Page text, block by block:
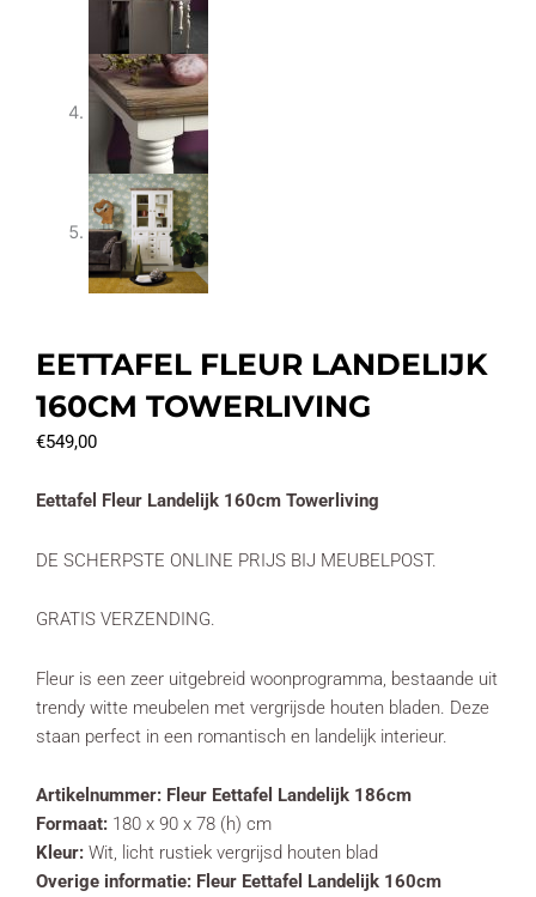
EETTAFEL FLEUR LANDELIJK
160CM TOWERLIVING
€549,00
Eettafel Fleur Landelijk 160cm Towerliving
DE SCHERPSTE ONLINE PRIJS BIJ MEUBELPOST.
GRATIS VERZENDING.
Fleur is een zeer uitgebreid woonprogramma, bestaande uit
trendy witte meubelen met vergrijsde houten bladen. Deze
staan perfect in een romantisch en landelijk interieur.
Artikelnummer: Fleur Eettafel Landelijk 186cm
Formaat: 180 x 90 x 78 (h) cm
Kleur: Wit, licht rustiek vergrijsd houten blad
Overige informatie: Fleur Eettafel Landelijk 160cm